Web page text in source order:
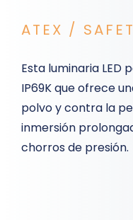
ATEX /
Esta luminaria LED
IP69K que ofrece
polvo y contra la
inmersión
chorros de presión.